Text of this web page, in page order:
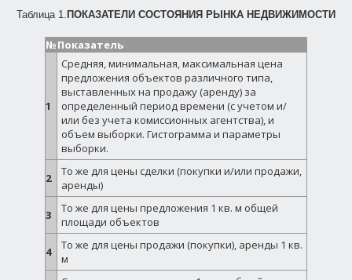
Таблица 1. ПОКАЗАТЕЛИ СОСТОЯНИЯ РЫНКА НЕДВИЖИМОСТИ
№Показатель
1
Средняя, минимальная, максимальная цена
предложения объектов различного типа,
выставленных на продажу (аренду) за
определенный период времени (с учетом и/
или без учета комиссионных агентства), и
объем выборки. Гистограмма и параметры
выборки.
2
То же для цены сделки (покупки и/или продажи,
аренды)
3
То же для цены предложения 1 кв. м общей
площади объектов
4
То же для цены продажи (покупки), аренды 1 кв.
м